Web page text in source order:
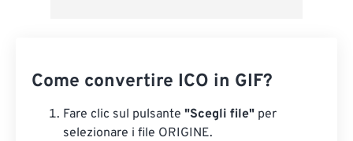
Come convertire ICO in GIF?
Fare clic sul pulsante "Scegli file" per
selezionare i file ORIGINE.